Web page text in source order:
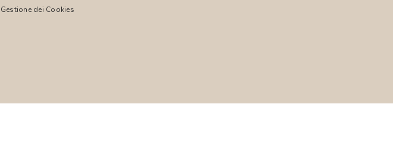
Gestione dei Cookies